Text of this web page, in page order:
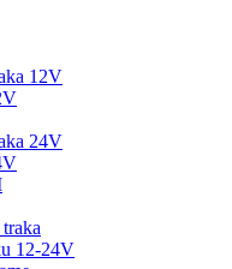
12V
24V
12-24V